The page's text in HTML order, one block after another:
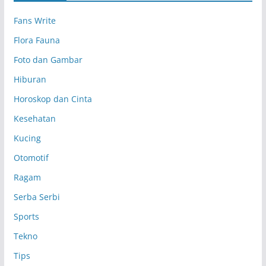
Fans Write
Flora Fauna
Foto dan Gambar
Hiburan
Horoskop dan Cinta
Kesehatan
Kucing
Otomotif
Ragam
Serba Serbi
Sports
Tekno
Tips